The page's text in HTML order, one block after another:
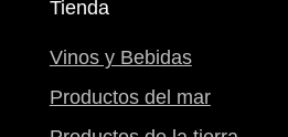
Tienda
Vinos y Bebidas
Productos del mar